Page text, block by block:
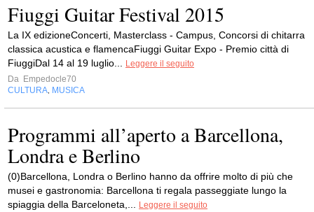
Fiuggi Guitar Festival 2015
La IX edizioneConcerti, Masterclass - Campus, Concorsi di chitarra
classica acustica e flamencaFiuggi Guitar Expo - Premio città di
FiuggiDal 14 al 19 luglio...
Leggere il seguito
Da Empedocle70
CULTURA MUSICA
Programmi all’aperto a Barcellona,
Londra e Berlino
(0)Barcellona, Londra o Berlino hanno da offrire molto di più che
musei e gastronomia: Barcellona ti regala passeggiate lungo la
spiaggia della Barceloneta,...
Leggere il seguito